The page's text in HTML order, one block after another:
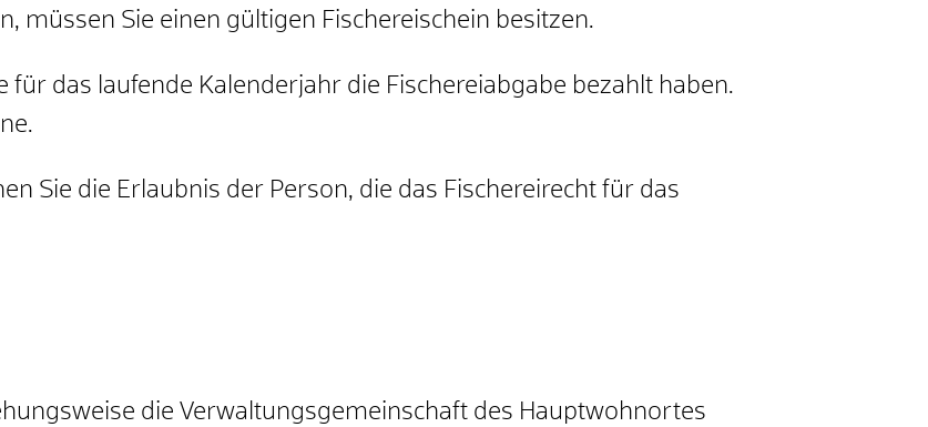
müssen Sie einen gültigen Fischereischein besitzen.
für das laufende Kalenderjahr die Fischereiabgabe bezahlt haben.
Sie die Erlaubnis der Person, die das Fischereirecht für das
die Verwaltungsgemeinschaft des Hauptwohnortes